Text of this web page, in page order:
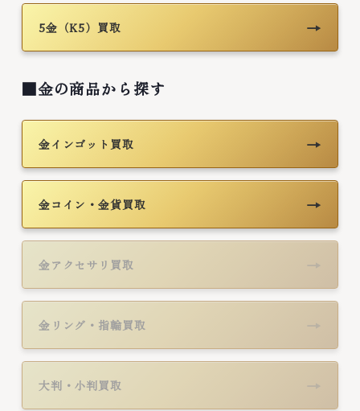
5金（K5）買取 →
■金の商品から探す
金インゴット買取 →
金コイン・金貨買取 →
金アクセサリ買取 →
金リング・指輪買取 →
大判・小判買取 →